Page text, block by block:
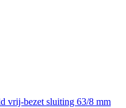
vrij-bezet sluiting 63/8 mm